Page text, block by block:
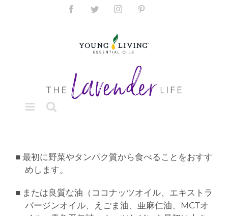
FacebookTwitterInstagram
■ 最初に野菜やタンパク質から食べることをおすす
めします。
■ または良質な油（ココナッツオイル、エキストラ
バージンオイル、えごま油、亜麻仁油、MCTオ